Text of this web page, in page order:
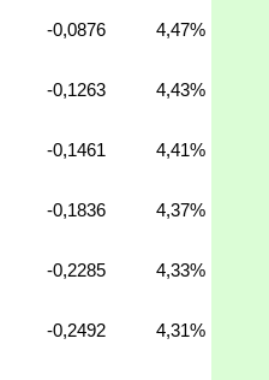
-0,0876 4,47%
-0,1263 4,43%
-0,1461 4,41%
-0,1836 4,37%
-0,2285 4,33%
-0,2492 4,31%